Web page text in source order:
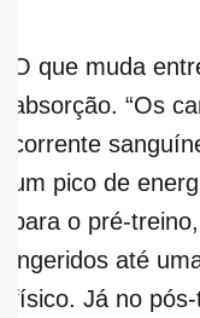
O que muda
absorção. “Os
corrente
um pico de
para o pré-
ingeridos até
físico. Já no